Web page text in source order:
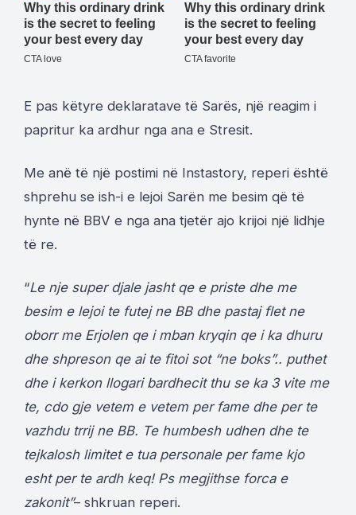
E pas këtyre deklaratave të Sarës, një reagim i
papritur ka ardhur nga ana e Stresit.
Me anë të një postimi në Instastory, reperi është
shprehu se ish-i e lejoi Sarën me besim që të
hynte në BBV e nga ana tjetër ajo krijoi një lidhje
të re.
“Le nje super djale jasht qe e priste dhe me
besim e lejoi te futej ne BB dhe pastaj flet ne
oborr me Erjolen qe i mban kryqin qe i ka dhuru
dhe shpreson qe ai te fitoi sot “ne boks”.. puthet
dhe i kerkon llogari bardhecit thu se ka 3 vite me
te, cdo gje vetem e vetem per fame dhe per te
vazhdu trrij ne BB. Te humbesh udhen dhe te
tejkalosh limitet e tua personale per fame kjo
esht per te ardh keq! Ps megjithse forca e
zakonit”– shkruan reperi.